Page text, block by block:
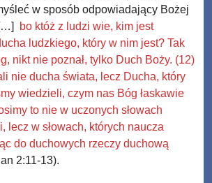
w sposób odpowiadający Bożej
bo któż z ludzi wie, kim jest
ludzkiego, który w nim jest? Tak
nikt nie poznał, tylko Duch Boży. (12)
nie ducha świata, lecz Ducha, który
wiedzieli, czym nas Bóg łaskawie
to nie w uczonych słowach
lecz w słowach, których naucza
do duchowych rzeczy duchową
2:11-13).